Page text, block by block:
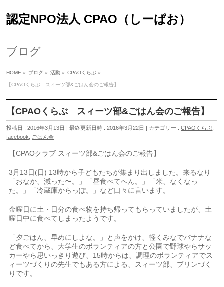
認定NPO法人 CPAO（しーぱお）
ブログ
HOME » ブログ » 活動 » CPAOくらぶ »
【CPAOくらぶ スィーツ部&ごはん会のご報告】
【CPAOくらぶ スィーツ部&ごはん会のご報告】
投稿日 : 2016年3月13日 最終更新日時 : 2016年3月22日 カテゴリー :CPAOくらぶ
facebook
ごはん会
【CPAOクラブ スィーツ部&ごはん会のご報告】
3月13日(日) 13時から子どもたちが集まり出しました。来るなり
「おなか、減った〜。」「昼食べてへん。」「米、なくなっ
た。」「冷蔵庫からっぽ。」など口々に言います。
金曜日に土・日分の食べ物を持ち帰ってもらっていましたが、土
曜日中に食べてしまったようです。
「夕ごはん、早めにしよな。」と声をかけ、軽くみなでバナナな
ど食べてから、大学生のボランティアの方と公園で野球やらサッ
カーやら思いっきり遊び、15時からは、調理のボランティアでス
ィーツづくりの先生でもある方による、スィーツ部、プリンづく
りです。